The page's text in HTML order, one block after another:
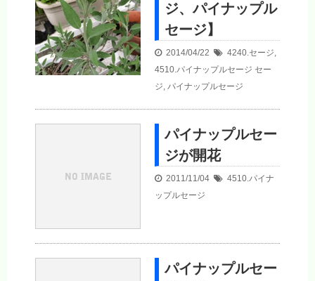
ジ、パイナップル
セージ】
2014/04/22 4240.セージ,
4510.パイナップルセージ セー
ジ, パイナップルセージ
パイナップルセー
ジが開花
2011/11/04
4510.パイナ
ップルセージ
パイナップルセー